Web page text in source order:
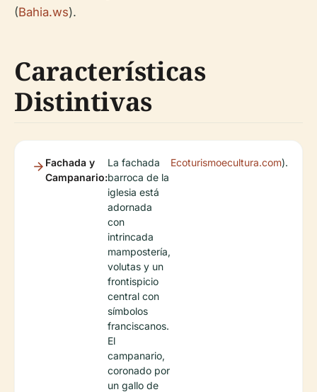
(Bahia.ws).
Características
Distintivas
Fachada y
Campanario:
La fachada
barroca de la
iglesia está
adornada
con
intrincada
mampostería,
volutas y un
frontispicio
central con
símbolos
franciscanos.
El
campanario,
coronado por
un gallo de
Ecoturismoecultura.com).